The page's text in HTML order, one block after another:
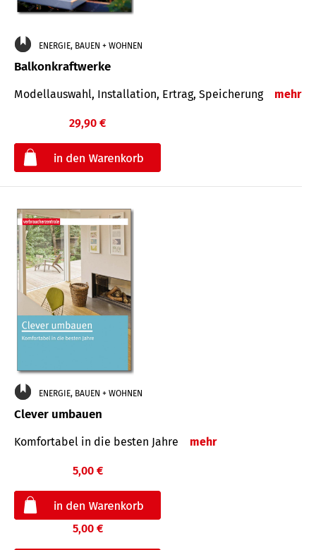
ENERGIE, BAUEN + WOHNEN
Balkonkraftwerke
Modellauswahl, Installation, Ertrag, Speicherung mehr
29,90 €
ENERGIE, BAUEN + WOHNEN
Clever umbauen
Komfortabel in die besten Jahre mehr
5,00 €
5,00 €